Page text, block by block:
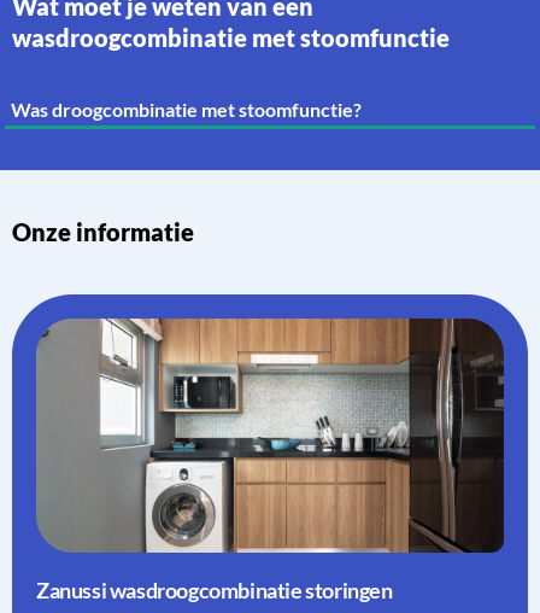
wasdroogcombinatie met stoomfunctie
Was droogcombinatie met stoomfunctie?
Onze informatie
Zanussi wasdroogcombinatie storingen